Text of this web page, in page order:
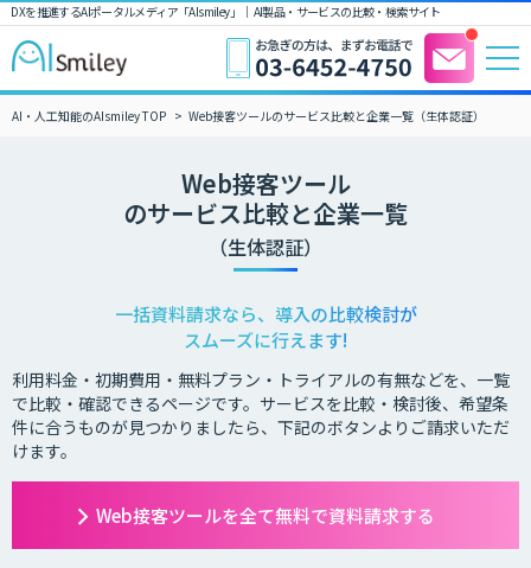
DXを推進するAIポータルメディア「AIsmiley」｜ AI製品・サービスの比較・検索サイト
AI・人工知能のAIsmiley TOP Web接客ツールのサービス比較と企業一覧（生体認証）
Web接客ツール
のサービス比較と企業一覧
（生体認証）
一括資料請求なら、導入の比較検討が
スムーズに行えます!
利用料金・初期費用・無料プラン・トライアルの有無などを、一覧
で比較・確認できるページです。サービスを比較・検討後、希望条
件に合うものが見つかりましたら、下記のボタンよりご請求いただ
けます。
Web接客ツールを全て無料で資料請求する